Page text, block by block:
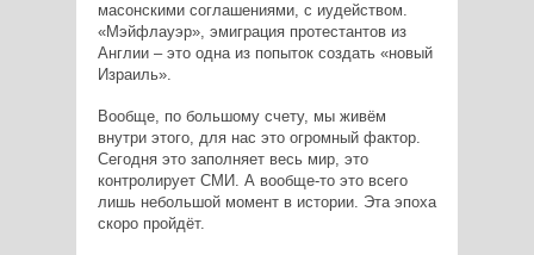
масонскими соглашениями, с иудейством.
«Мэйфлауэр», эмиграция протестантов из
Англии – это одна из попыток создать «новый
Израиль».
Вообще, по большому счету, мы живём
внутри этого, для нас это огромный фактор.
Сегодня это заполняет весь мир, это
контролирует СМИ. А вообще-то это всего
лишь небольшой момент в истории. Эта эпоха
скоро пройдёт.